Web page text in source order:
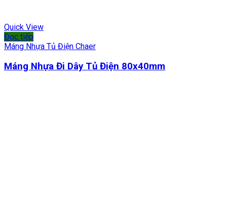
Quick View
Đọc tiếp
Máng Nhựa Tủ Điện Chaer
Máng Nhựa Đi Dây Tủ Điện 80x40mm